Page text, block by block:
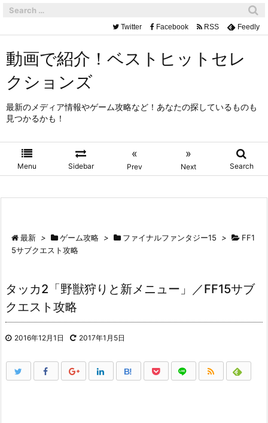
動画で紹介！ベストヒットセレ
クションズ
最新のメディア情報やゲーム攻略など！あなたの探しているものも
見つかるかも！
Menu Sidebar
«
Prev
»
Next Search
Twitter Facebook RSS Feedly
最新 > ゲーム攻略 > ファイナルファンタジー15 >
FF1
5サブクエスト攻略
タッカ2「野獣狩りと新メニュー」／FF15サブ
クエスト攻略
2016年12月1日 2017年1月5日
B!